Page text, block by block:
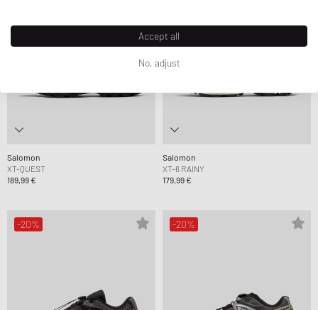
Salomon
XT-QUEST
189,99 €
Salomon
XT-6 RAINY
179,99 €
-20% -20%
Accept all
No, adjust